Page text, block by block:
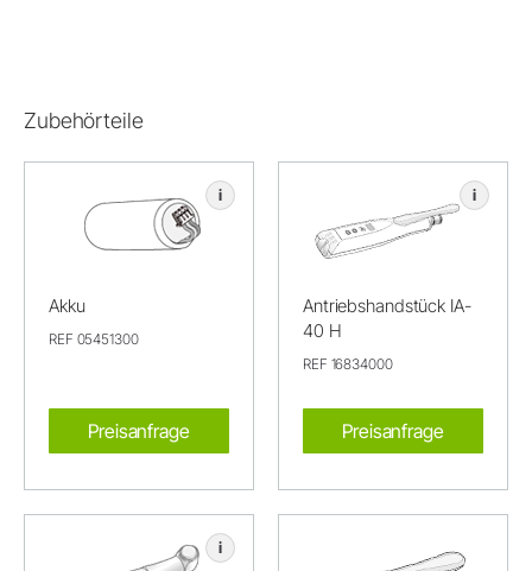
Zubehörteile
i
Akku
REF 05451300
Preisanfrage
i
Antriebshandstück IA-
40 H
REF 16834000
Preisanfrage
i